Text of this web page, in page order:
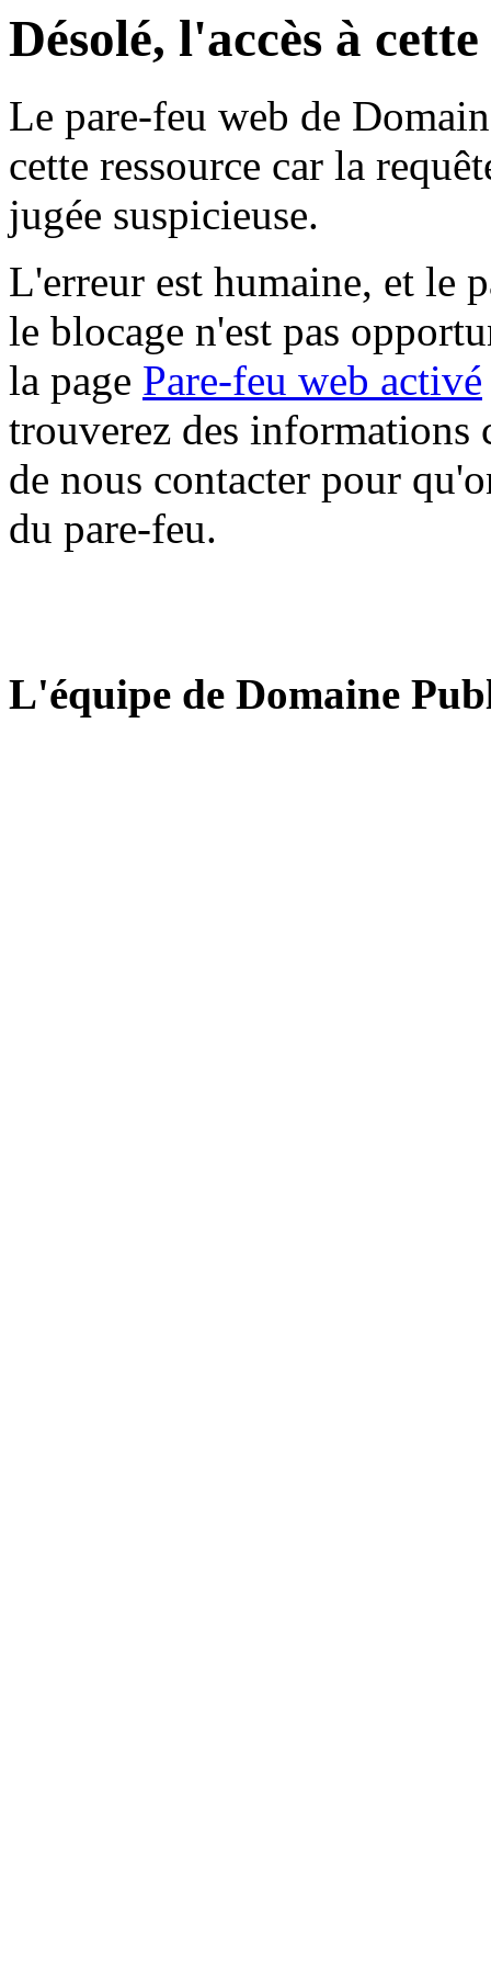
Désolé, l'accès à
Le pare-feu web de
cette ressource car la
jugée suspicieuse.
L'erreur est humaine, et le
le blocage n'est pas
la page Pare-feu web activé
trouverez des informations
de nous contacter pour
du pare-feu.
L'équipe de Domaine